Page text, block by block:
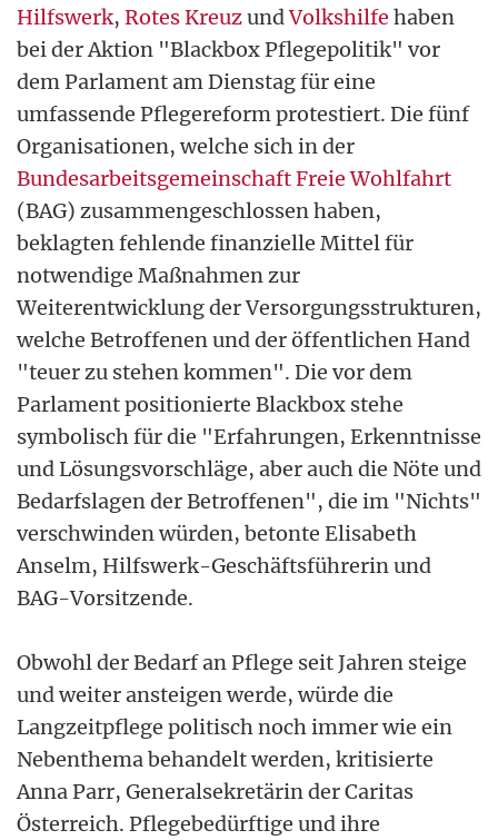
Hilfswerk, Rotes KreuzundVolkshilfe haben
bei der Aktion "Blackbox Pflegepolitik" vor
dem Parlament am Dienstag für eine
umfassende Pflegereform protestiert. Die fünf
Organisationen, welche sich in der
Bundesarbeitsgemeinschaft Freie Wohlfahrt
(BAG) zusammengeschlossen haben,
beklagten fehlende finanzielle Mittel für
notwendige Maßnahmen zur
Weiterentwicklung der Versorgungsstrukturen,
welche Betroffenen und der öffentlichen Hand
"teuer zu stehen kommen". Die vor dem
Parlament positionierte Blackbox stehe
symbolisch für die "Erfahrungen, Erkenntnisse
und Lösungsvorschläge, aber auch die Nöte und
Bedarfslagen der Betroffenen", die im "Nichts"
verschwinden würden, betonte Elisabeth
Anselm, Hilfswerk-Geschäftsführerin und
BAG-Vorsitzende.
Obwohl der Bedarf an Pflege seit Jahren steige
und weiter ansteigen werde, würde die
Langzeitpflege politisch noch immer wie ein
Nebenthema behandelt werden, kritisierte
Anna Parr, Generalsekretärin der Caritas
Österreich. Pflegebedürftige und ihre